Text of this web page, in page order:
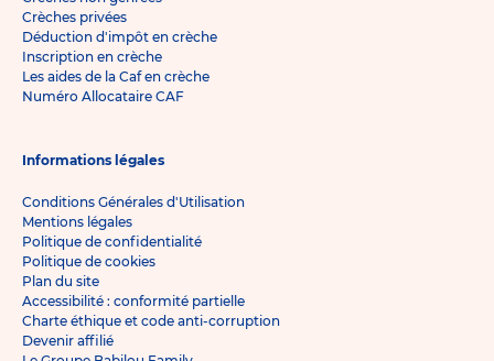
Crèches privées
Déduction d'impôt en crèche
Inscription en crèche
Les aides de la Caf en crèche
Numéro Allocataire CAF
Informations légales
Conditions Générales d'Utilisation
Mentions légales
Politique de confidentialité
Politique de cookies
Plan du site
Accessibilité : conformité partielle
Charte éthique et code anti-corruption
Devenir affilié